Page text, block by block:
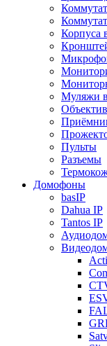
Корпуса
Муляжи
Пульты
Разъемы
Домофоны
basIP
Dahua IP
Tantos IP